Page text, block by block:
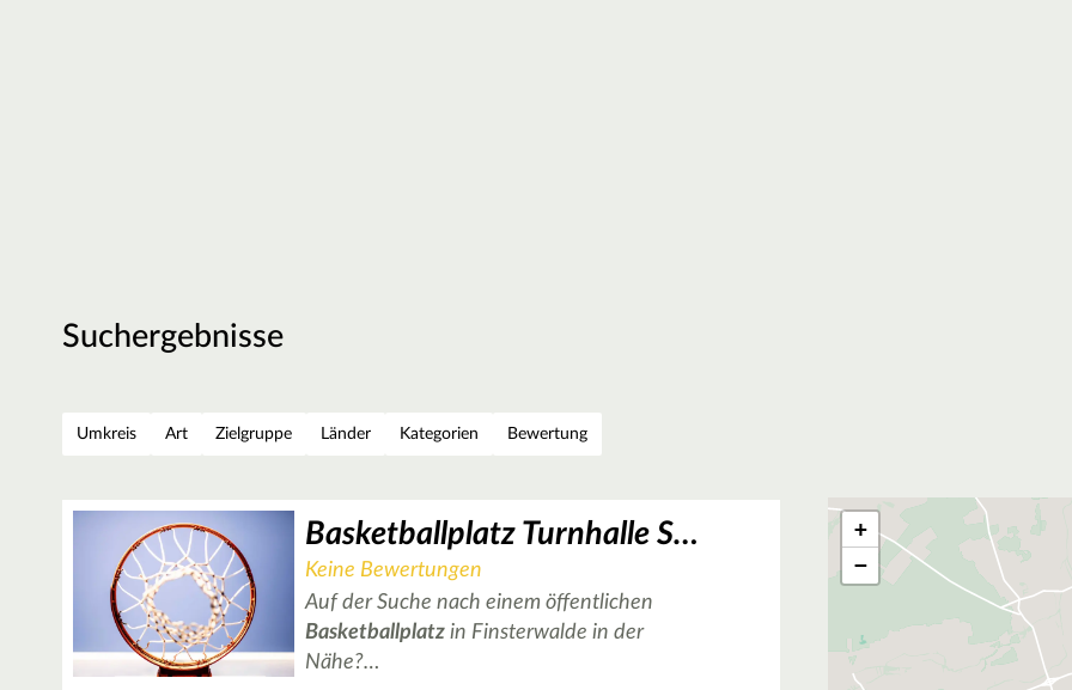
Suchergebnisse
Umkreis Art Zielgruppe Länder Kategorien Bewertung
Basketballplatz Turnhalle Saarlandstraße in Finsterwalde
Keine Bewertungen
Auf der Suche nach einem öffentlichen
Basketballplatz in Finsterwalde in der
Nähe?…
+
−